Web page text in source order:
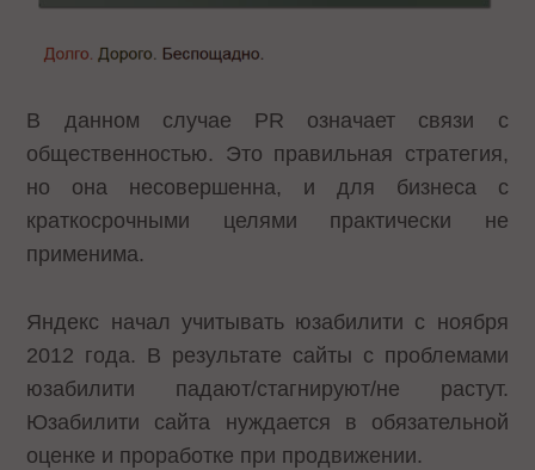
В данном случае PR означает связи с
общественностью. Это правильная стратегия,
но она несовершенна, и для бизнеса с
краткосрочными целями практически не
применима.
Яндекс начал учитывать юзабилити с ноября
2012 года. В результате сайты с проблемами
юзабилити падают/стагнируют/не растут.
Юзабилити сайта нуждается в обязательной
оценке и проработке при продвижении.